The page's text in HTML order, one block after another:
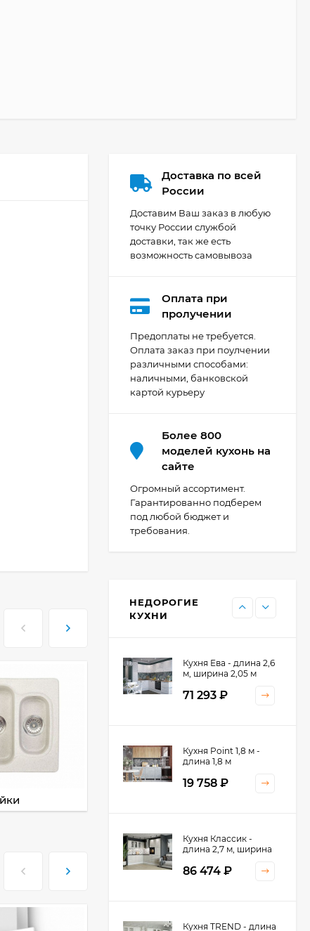
Доставка по всей
России
Доставим Ваш заказ в любую
точку России службой
доставки, так же есть
возможность самовывоза
Оплата при
пролучении
Предоплаты не требуется.
Оплата заказ при поулчении
различными способами:
наличными, банковской
картой курьеру
Более 800
моделей кухонь на
сайте
Огромный ассортимент.
Гарантированно подберем
под любой бюджет и
требования.
НЕДОРОГИЕ
КУХНИ
Кухня Мишель -
длина 4,2 м
69 303₽
Кухня Принцесса -
44 091
Кухня Point 1,2 м -
13 655₽
11 476
Кухня Ева - длина 2,6
м, ширина 2,05 м
71 293 ₽
Кухня Point 1,8 м -
длина 1,8 м
19 758 ₽
Кухня Классик -
длина 2,7 м, ширина
86 474 ₽
Кухня TREND - длина
Кухня Принцесса -
длина 2,4 м
38 767₽
Кухня Оптима - длина
2,8 м, ширина 1,4 м
52 197₽
Кухня Камелия -